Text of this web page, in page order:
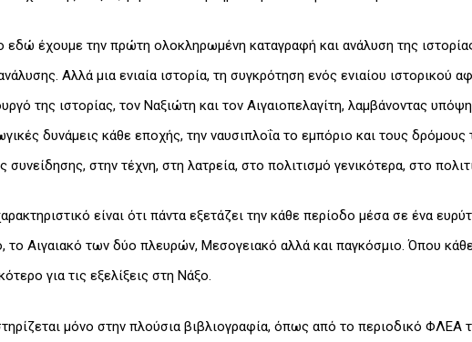
εδώ έχουμε την πρώτη ολοκληρωμένη καταγραφή και ανάλυση της
Αλλά μια ενιαία ιστορία, τη συγκρότηση ενός ενιαίου
της ιστορίας, τον Ναξιώτη και τον Αιγαιοπελαγίτη, λαμβάνοντας
δυνάμεις κάθε εποχής, την ναυσιπλοΐα το εμπόριο και τους
συνείδησης, στην τέχνη, στη λατρεία, στο πολιτισμό γενικότερα, στο
είναι ότι πάντα εξετάζει την κάθε περίοδο μέσα σε ένα
το Αιγαιακό των δύο πλευρών, Μεσογειακό αλλά και παγκόσμιο. Όπου
για τις εξελίξεις στη Νάξο.
μόνο στην πλούσια βιβλιογραφία, όπως από το περιοδικό